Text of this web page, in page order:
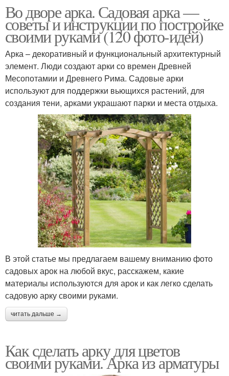
Во дворе арка. Садовая арка —
советы и инструкции по постройке
своими руками (120 фото-идей)
Арка – декоративный и функциональный архитектурный
элемент. Люди создают арки со времен Древней
Месопотамии и Древнего Рима. Садовые арки
используют для поддержки вьющихся растений, для
создания тени, арками украшают парки и места отдыха.
В этой статье мы предлагаем вашему вниманию фото
садовых арок на любой вкус, расскажем, какие
материалы используются для арок и как легко сделать
садовую арку своими руками.
читать дальше →
Как сделать арку для цветов
своими руками. Арка из арматуры